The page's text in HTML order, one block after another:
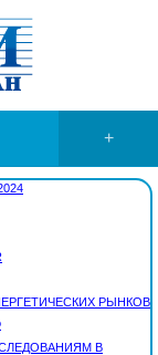
+
РЫНКОВ
В